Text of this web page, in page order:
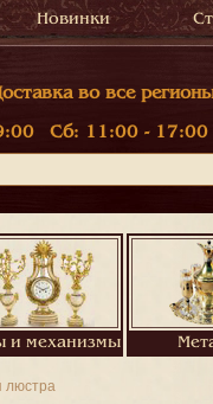
Новинки
во все
Сб: 11:00 - 17:00
и механизмы
люстра